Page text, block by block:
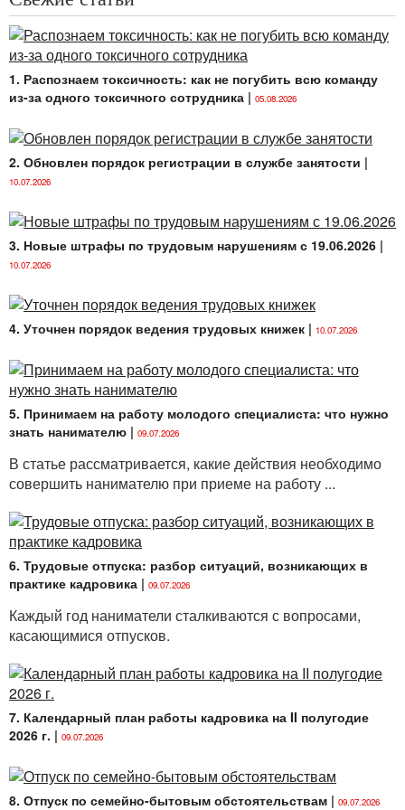
на работу (назначении на должность),
соответственно, тогда и должен быть заполнен
личный листок по учету кадров.
Личный листок по учету кадров заполняется
поступающим на работу собственноручно в одном
экземпляре без помарок и исправлений на
основании паспорта, военного билета, трудовой
книжки, документов об образовании и иных личных
документов.
Полнота и правильность заполнения проверяются
работником кадровой службы (специалистом по
кадрам), который сверяет соответствие записей,
сделанных в личном листке, записям в документах.
Контроль за оформлением и хранением личных дел,
соответственно, и личных листков по учету кадров,
возлагается на руководителя организации (п. 4
Изменения и дополнения в личный листок по учету
кадров не вносятся. Новые данные о работе
и изменения в учетных сведениях о работнике после
заполнения личного листка по учету
кадров отражаются в дополнении к личному листку
по учету кадров, которое оформляется по форме
Личный листок по учету кадров оформляется по
установленной форме согласно
к Инструкции. По форме личный листок по учету
кадров представляет собой анкету установленной
формы, в которой принимаемый на работу
сотрудник должен указать сведения о себе на
основании имеющихся у него документов (паспорта,
военного билета, трудовой книжки, свидетельства
о рождении, свидетельства о браке и др.).
При заполнении личного листка по учету
кадров соблюдаются следующие требования:
— на все вопросы личного листка по учету кадров
должны быть даны исчерпывающие ответы, которые
не должны носить односложный характер «да»,
1. Распознаем токсичность: как не погубить всю команду
из-за одного токсичного сотрудника | 05.08.2026
2. Обновлен порядок регистрации в службе занятости |
10.07.2026
3. Новые штрафы по трудовым нарушениям с 19.06.2026 |
10.07.2026
4. Уточнен порядок ведения трудовых книжек | 10.07.2026
5. Принимаем на работу молодого специалиста: что нужно
знать нанимателю | 09.07.2026
В статье рассматривается, какие действия необходимо
совершить нанимателю при приеме на работу ...
6. Трудовые отпуска: разбор ситуаций, возникающих в
практике кадровика | 09.07.2026
Каждый год наниматели сталкиваются с вопросами,
касающимися отпусков.
7. Календарный план работы кадровика на II полугодие
2026 г. | 09.07.2026
8. Отпуск по семейно-бытовым обстоятельствам | 09.07.2026